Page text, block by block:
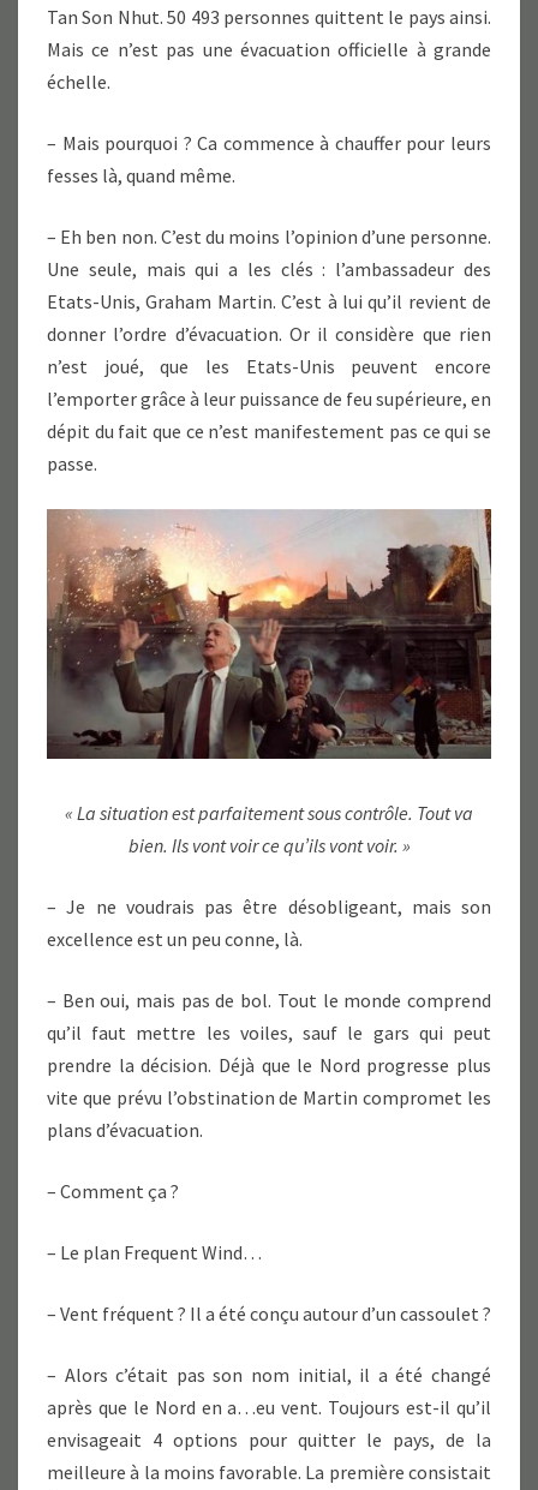
Tan Son Nhut. 50 493 personnes quittent le pays ainsi.
Mais ce n’est pas une évacuation officielle à grande
échelle.
– Mais pourquoi ? Ca commence à chauffer pour leurs
fesses là, quand même.
– Eh ben non. C’est du moins l’opinion d’une personne.
Une seule, mais qui a les clés : l’ambassadeur des
Etats-Unis, Graham Martin. C’est à lui qu’il revient de
donner l’ordre d’évacuation. Or il considère que rien
n’est joué, que les Etats-Unis peuvent encore
l’emporter grâce à leur puissance de feu supérieure, en
dépit du fait que ce n’est manifestement pas ce qui se
passe.
« La situation est parfaitement sous contrôle. Tout va
bien. Ils vont voir ce qu’ils vont voir. »
– Je ne voudrais pas être désobligeant, mais son
excellence est un peu conne, là.
– Ben oui, mais pas de bol. Tout le monde comprend
qu’il faut mettre les voiles, sauf le gars qui peut
prendre la décision. Déjà que le Nord progresse plus
vite que prévu l’obstination de Martin compromet les
plans d’évacuation.
– Comment ça ?
– Le plan Frequent Wind…
– Vent fréquent ? Il a été conçu autour d’un cassoulet ?
– Alors c’était pas son nom initial, il a été changé
après que le Nord en a…eu vent. Toujours est-il qu’il
envisageait 4 options pour quitter le pays, de la
meilleure à la moins favorable. La première consistait